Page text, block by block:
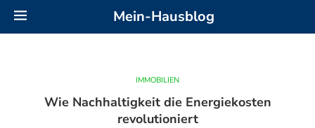
Mein-Hausblog
IMMOBILIEN
Wie Nachhaltigkeit die Energiekosten
revolutioniert